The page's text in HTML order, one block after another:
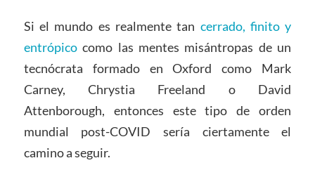
Si el mundo es realmente tan cerrado, finito y
entrópicocomo las mentes misántropas de un
tecnócrata formado en Oxford como Mark
Carney, Chrystia Freeland o David
Attenborough, entonces este tipo de orden
mundial post-COVID sería ciertamente el
camino a seguir.